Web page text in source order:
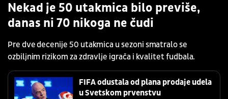
Nekad je 50 utakmica bilo previše,
danas ni 70 nikoga ne čudi
Pre dve decenije 50 utakmica u sezoni smatralo se
ozbiljnim rizikom za zdravlje igrača i kvalitet fudbala.
FIFA odustala od plana prodaje udela
u Svetskom prvenstvu